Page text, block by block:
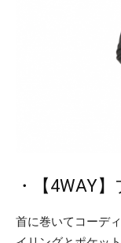
・【4WAY
首に巻いてコーデ